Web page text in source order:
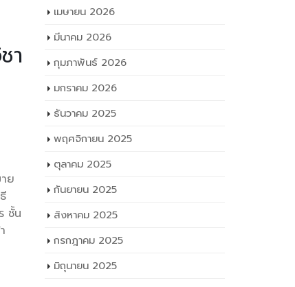
า
ย
ชั้น
เมษายน 2026
มีนาคม 2026
กุมภาพันธ์ 2026
มกราคม 2026
ธันวาคม 2025
พฤศจิกายน 2025
ตุลาคม 2025
กันยายน 2025
สิงหาคม 2025
กรกฎาคม 2025
มิถุนายน 2025